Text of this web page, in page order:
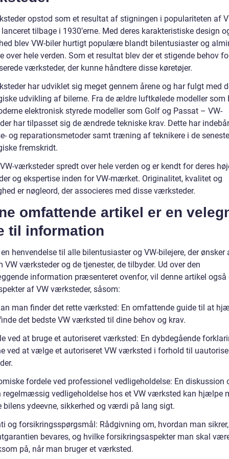
opstod som et resultat af stigningen i populariteten af
tilbage i 1930’erne. Med deres karakteristiske design
blev VW-biler hurtigt populære blandt bilentusiaster og
over hele verden. Som et resultat blev der et stigende behov
værksteder, der kunne håndtere disse køretøjer.
har udviklet sig meget gennem årene og har fulgt med
udvikling af bilerne. Fra de ældre luftkølede modeller som
elektronisk styrede modeller som Golf og Passat – VW-
har tilpasset sig de ændrede tekniske krav. Dette har
og reparationsmetoder samt træning af teknikere i de seneste
fremskridt.
værksteder spredt over hele verden og er kendt for deres
og ekspertise inden for VW-mærket. Originalitet, kvalitet og
er nøgleord, der associeres med disse værksteder.
omfattende artikel er en
til information
henvendelse til alle bilentusiaster og VW-bilejere, der ønsker
VW værksteder og de tjenester, de tilbyder. Ud over den
information præsenteret ovenfor, vil denne artikel
af VW værksteder, såsom:
man finder det rette værksted: En omfattende guide til at
det bedste VW værksted til dine behov og krav.
ved at bruge et autoriseret værksted: En dybdegående
ved at vælge et autoriseret VW værksted i forhold til
fordele ved professionel vedligeholdelse: En diskussion
regelmæssig vedligeholdelse hos et VW værksted kan hjælpe
bilens ydeevne, sikkerhed og værdi på lang sigt.
og forsikringsspørgsmål: Rådgivning om, hvordan man
bevares, og hvilke forsikringsaspekter man skal
på, når man bruger et værksted.